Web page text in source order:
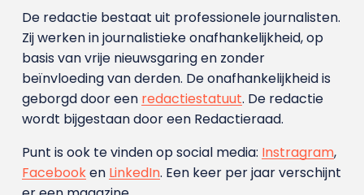
De redactie bestaat uit professionele journalisten.
Zij werken in journalistieke onafhankelijkheid, op
basis van vrije nieuwsgaring en zonder
beïnvloeding van derden. De onafhankelijkheid is
geborgd door een redactiestatuut. De redactie
wordt bijgestaan door een Redactieraad.
Punt is ook te vinden op social media: Instragram,
Facebooken LinkedIn. Een keer per jaar verschijnt